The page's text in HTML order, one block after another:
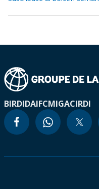
BIRDIDAIFCMIGACIRDI